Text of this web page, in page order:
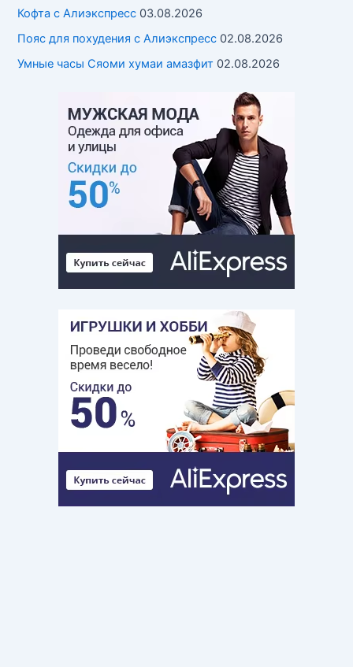
Кофта с Алиэкспресс 03.08.2026
Пояс для похудения с Алиэкспресс 02.08.2026
Умные часы Cяоми хумаи амазфит 02.08.2026